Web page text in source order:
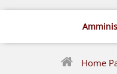
Home